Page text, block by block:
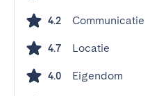
4.2 Communicatie
4.7 Locatie
4.0 Eigendom